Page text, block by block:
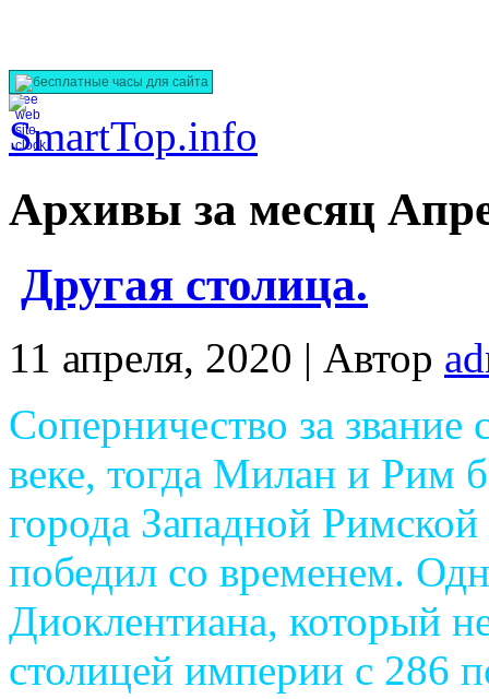
бесплатные часы для сайта
Архивы за месяц
Другая столица.
11 апреля, 2020 | Автор
Соперничество за
веке, тогда Милан и Рим
города Западной
победил co временем.
Диоклентиана, который
столицей империи с 286